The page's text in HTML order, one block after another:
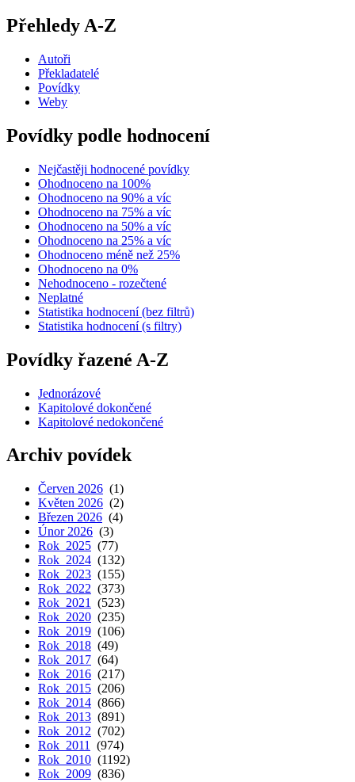
Přehledy A-Z
Autoři
Překladatelé
Povídky
Weby
Povídky podle hodnocení
Nejčastěji hodnocené povídky
Ohodnoceno na 100%
Ohodnoceno na 90% a víc
Ohodnoceno na 75% a víc
Ohodnoceno na 50% a víc
Ohodnoceno na 25% a víc
Ohodnoceno méně než 25%
Ohodnoceno na 0%
Nehodnoceno - rozečtené
Neplatné
Statistika hodnocení (bez filtrů)
Statistika hodnocení (s filtry)
Povídky řazené A-Z
Jednorázové
Kapitolové dokončené
Kapitolové nedokončené
Archiv povídek
Červen 2026 (1)
Květen 2026 (2)
Březen 2026 (4)
Únor 2026 (3)
Rok 2025 (77)
Rok 2024 (132)
Rok 2023 (155)
Rok 2022 (373)
Rok 2021
(523)
Rok 2020 (235)
Rok 2019 (106)
Rok 2018 (49)
Rok 2017 (64)
Rok 2016 (217)
Rok 2015 (206)
Rok 2014 (866)
Rok 2013 (891)
Rok 2012 (702)
Rok 2011
(974)
Rok 2010 (1192)
Rok 2009 (836)